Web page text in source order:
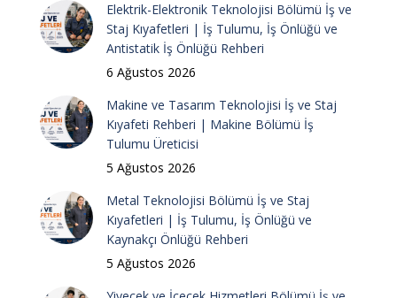
Elektrik-Elektronik Teknolojisi Bölümü İş ve
Staj Kıyafetleri | İş Tulumu, İş Önlüğü ve
Antistatik İş Önlüğü Rehberi
6 Ağustos 2026
Makine ve Tasarım Teknolojisi İş ve Staj
Kıyafeti Rehberi | Makine Bölümü İş
Tulumu Üreticisi
5 Ağustos 2026
Metal Teknolojisi Bölümü İş ve Staj
Kıyafetleri | İş Tulumu, İş Önlüğü ve
Kaynakçı Önlüğü Rehberi
5 Ağustos 2026